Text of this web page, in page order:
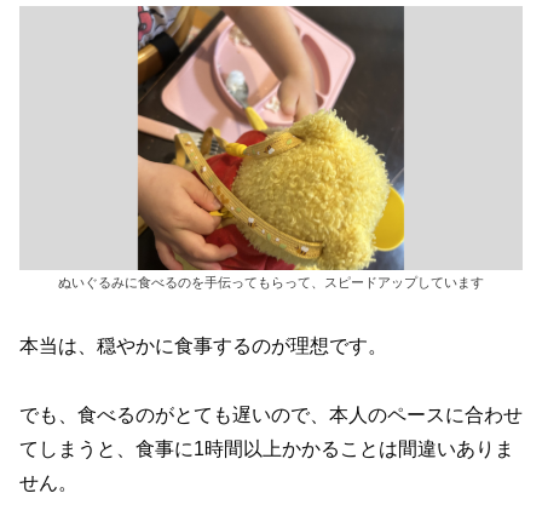
ぬいぐるみに食べるのを手伝ってもらって、スピードアップしています
本当は、穏やかに食事するのが理想です。
でも、食べるのがとても遅いので、本人のペースに合わせ
てしまうと、食事に1時間以上かかることは間違いありま
せん。